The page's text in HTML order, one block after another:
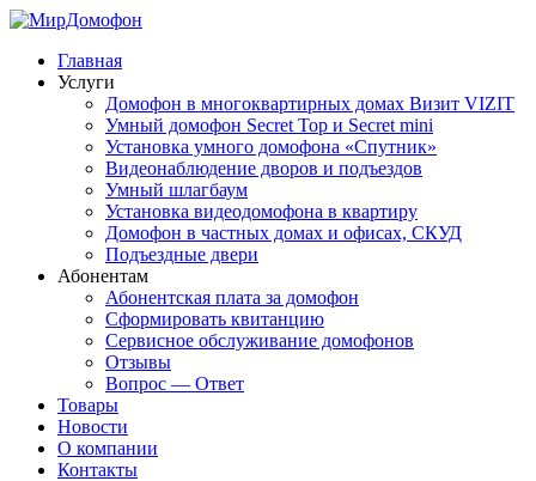
Главная
Услуги
Домофон в многоквартирных домах Визит VIZIT
Умный домофон Secret Top и Secret mini
Установка умного домофона «Спутник»
Видеонаблюдение дворов и подъездов
Умный шлагбаум
Установка видеодомофона в квартиру
Домофон в частных домах и офисах, СКУД
Подъездные двери
Абонентам
Абонентская плата за домофон
Сформировать квитанцию
Сервисное обслуживание домофонов
Отзывы
Вопрос — Ответ
Товары
Новости
О компании
Контакты